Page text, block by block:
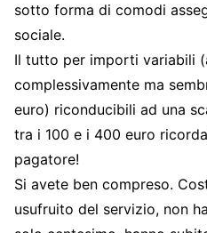
sotto forma di comodi
sociale.
Il tutto per importi variabili
complessivamente ma
euro) riconducibili ad una
tra i 100 e i 400 euro
pagatore!
Si avete ben compreso.
usufruito del servizio, non